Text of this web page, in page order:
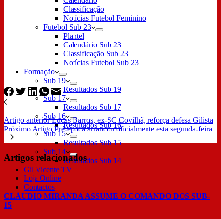
Classificação
Notícias Futebol Feminino
Futebol Sub 23
Plantel
Calendário Sub 23
Classificação Sub 23
Notícias Futebol Sub 23
Formação
Sub 19
Resultados Sub 19
Sub 17
Resultados Sub 17
Sub 16
Resultados Sub 16
Sub 15
Resultados Sub 15
Sub 14
Resultados Sub 14
Gil Vicente TV
Loja Online
Contactos
Artigo anteriorLucas Barros, ex-SC Covilhã, reforça defesa Gilista
Próximo Artigo Pré-época arrancou oficialmente esta segunda-feira
Artigos relacionados
CLÁUDIO MIRANDA ASSUME O COMANDO DOS SUB-
15